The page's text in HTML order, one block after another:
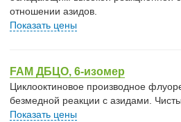
отношении азидов.
Показать цены
FAM ДБЦО, 6-изомер
Циклооктиновое производное
безмедной реакции с азидами.
Показать цены